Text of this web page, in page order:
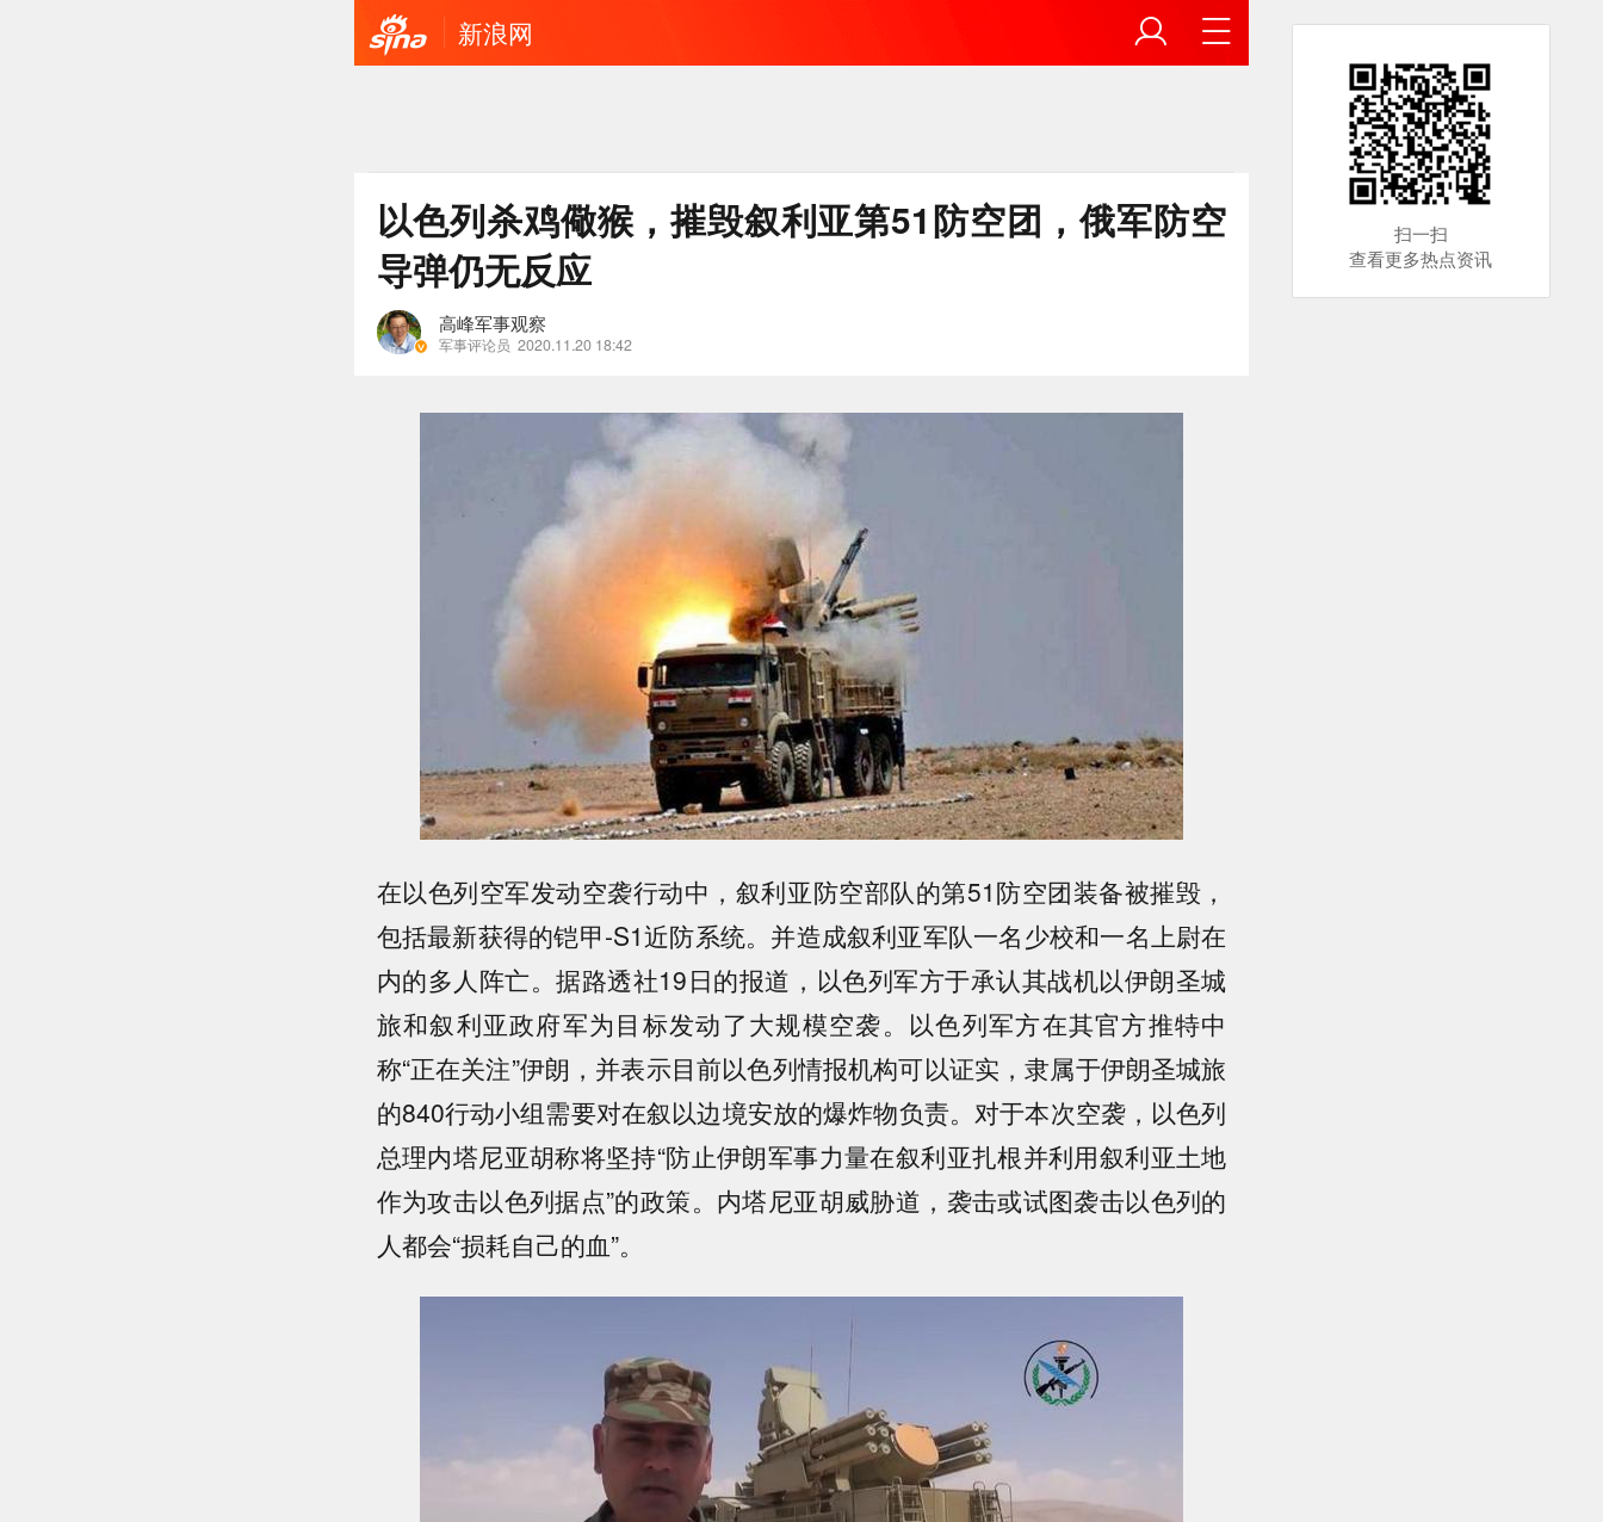
新浪网
以色列杀鸡儆猴，摧毁叙利亚第51防空团，俄军防空
导弹仍无反应
高峰军事观察
军事评论员 2020.11.20 18:42
在以色列空军发动空袭行动中，叙利亚防空部队的第51防空团装备被摧毁，
包括最新获得的铠甲-S1近防系统。并造成叙利亚军队一名少校和一名上尉在
内的多人阵亡。据路透社19日的报道，以色列军方于承认其战机以伊朗圣城
旅和叙利亚政府军为目标发动了大规模空袭。以色列军方在其官方推特中
称“正在关注”伊朗，并表示目前以色列情报机构可以证实，隶属于伊朗圣城旅
的840行动小组需要对在叙以边境安放的爆炸物负责。对于本次空袭，以色列
总理内塔尼亚胡称将坚持“防止伊朗军事力量在叙利亚扎根并利用叙利亚土地
作为攻击以色列据点”的政策。内塔尼亚胡威胁道，袭击或试图袭击以色列的
人都会“损耗自己的血”。
扫一扫
查看更多热点资讯